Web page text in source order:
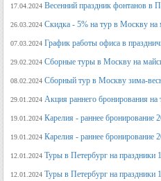
17.04.2024 Весенний праздник фонтанов в
26.03.2024 Скидка - 5% на тур в Москву на
07.03.2024 График работы офиса в
29.02.2024 Сборные туры в Москву на
08.02.2024 Сборный тур в Москву зима-
29.01.2024 Акция раннего бронирования
19.01.2024 Карелия - раннее бронирование
19.01.2024 Карелия - раннее бронирование
12.01.2024 Туры в Петербург на праздники
12.01.2024 Туры в Петербург на праздники